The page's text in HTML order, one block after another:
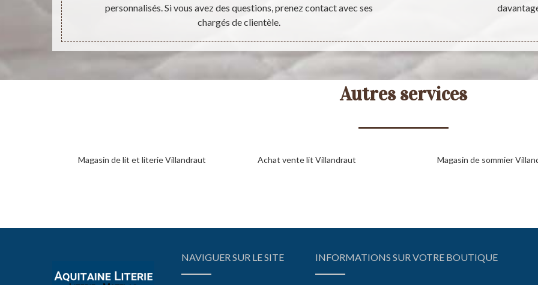
personnalisés. Si vous avez des questions, prenez contact avec ses
chargés de clientèle.
Autres services
Magasin de lit et literie Villandraut Achat vente lit Villandraut Magasin de sommier
NAVIGUER SUR LE SITE INFORMATIONS SUR VOTRE BOUTIQUE